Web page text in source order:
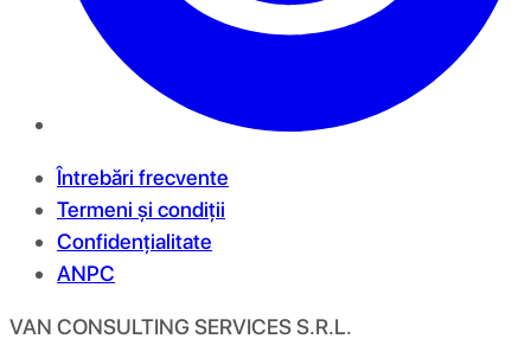
Întrebări frecvente
Termeni și condiții
Confidențialitate
ANPC
VAN CONSULTING SERVICES S.R.L.